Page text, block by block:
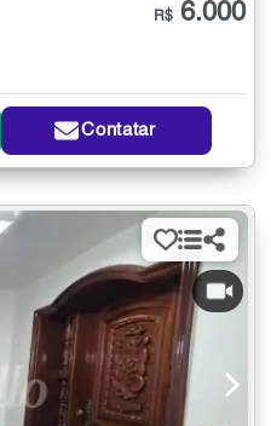
R$ 6.000
Contatar